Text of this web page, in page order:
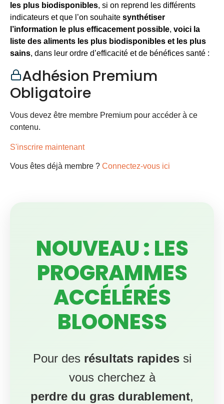
les plus biodisponibles, si on reprend les différents
indicateurs et que l’on souhaite synthétiser
l’information le plus efficacement possible, voici la
liste des aliments les plus biodisponibles et les plus
sains, dans leur ordre d’efficacité et de bénéfices santé :
Adhésion Premium
Obligatoire
Vous devez être membre Premium pour accéder à ce
contenu.
S'inscrire maintenant
Vous êtes déjà membre ? Connectez-vous ici
NOUVEAU : LES
PROGRAMMES
ACCÉLÉRÉS
BLOONESS
Pour des résultats rapidessi
vous cherchez à
perdre du gras durablement,